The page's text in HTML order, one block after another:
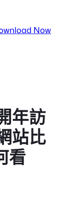
Now
年訪
站比
看